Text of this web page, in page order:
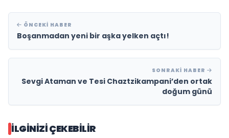
ÖNCEKI HABER
Boşanmadan yeni bir aşka yelken açtı!
SONRAKI HABER
Sevgi Ataman ve Tesi Chaztzikampani’den ortak
doğum günü
İLGINIZI ÇEKEBILIR